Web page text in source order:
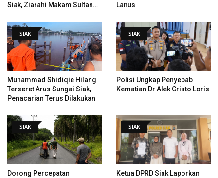
Siak, Ziarahi Makam Sultan
Lanus
SIAK
Muhammad Shidiqie Hilang
Terseret Arus Sungai Siak,
Penacarian Terus Dilakukan
SIAK
Polisi Ungkap Penyebab
Kematian Dr Alek Cristo Loris
SIAK
Dorong Percepatan
SIAK
Ketua DPRD Siak Laporkan